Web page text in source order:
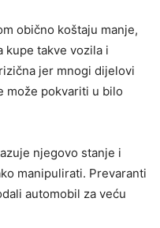
obično koštaju manje,
kupe takve vozila i
jer mnogi dijelovi
može pokvariti u bilo
njegovo stanje i
manipulirati. Prevaranti
automobil za veću